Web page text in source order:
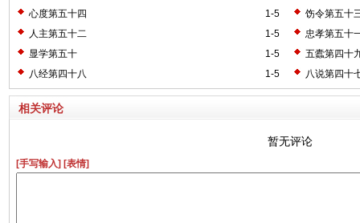
1-5
心度第五十四
饬令第五十
1-5
人主第五十二
忠孝第五十
1-5
显学第五十
五蠹第四十
1-5
八经第四十八 八说第四十
相关评论
暂无评论
[手写输入] [表情]